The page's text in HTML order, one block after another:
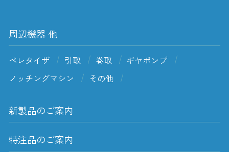
周辺機器 他
ペレタイザ 引取 巻取
ギヤポンプ
ノッチングマシン
その他
新製品のご案内
特注品のご案内